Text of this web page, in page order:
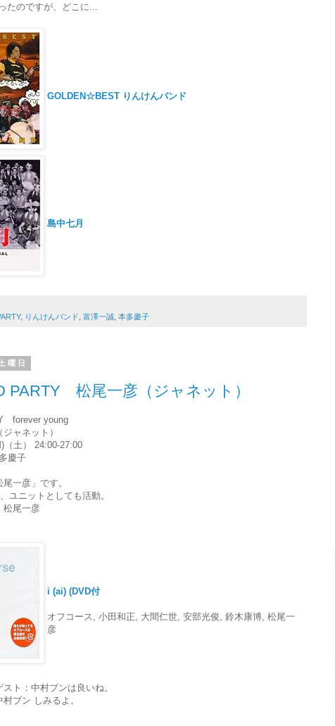
たのですが、どこに...
GOLDEN☆BEST りんけんバンド
島中七月
, りんけんバンド 富澤一誠 本多慶子
曜日
PARTY 松尾一彦（ジャネット）
forever young
ャネット）
（土） 24:00-27:00
慶子
一彦」です。
ユニットとしても活動。
尾一彦
i (ai) (DVD付
オフコース, 小田和正, 大間仁世, 安部光俊, 鈴木康博, 松尾一
彦
ト：中村ブンは良いね。
ブン しみるよ。